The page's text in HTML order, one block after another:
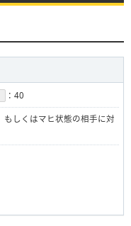
：40
しくはマヒ状態の相手に対